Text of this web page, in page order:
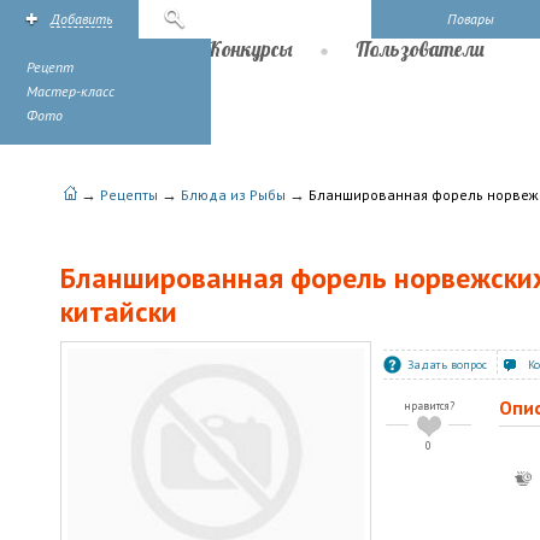
Повары
Добавить
Рецепт
Мастер-класс
Фото
Конкурсы Пользователи
→ Рецепты → Блюда из Рыбы → Бланшированная форель
Бланшированная форель
китайски
Задать вопрос
нравится?
0